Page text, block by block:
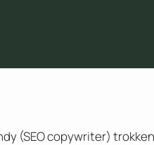
(SEO copywriter)